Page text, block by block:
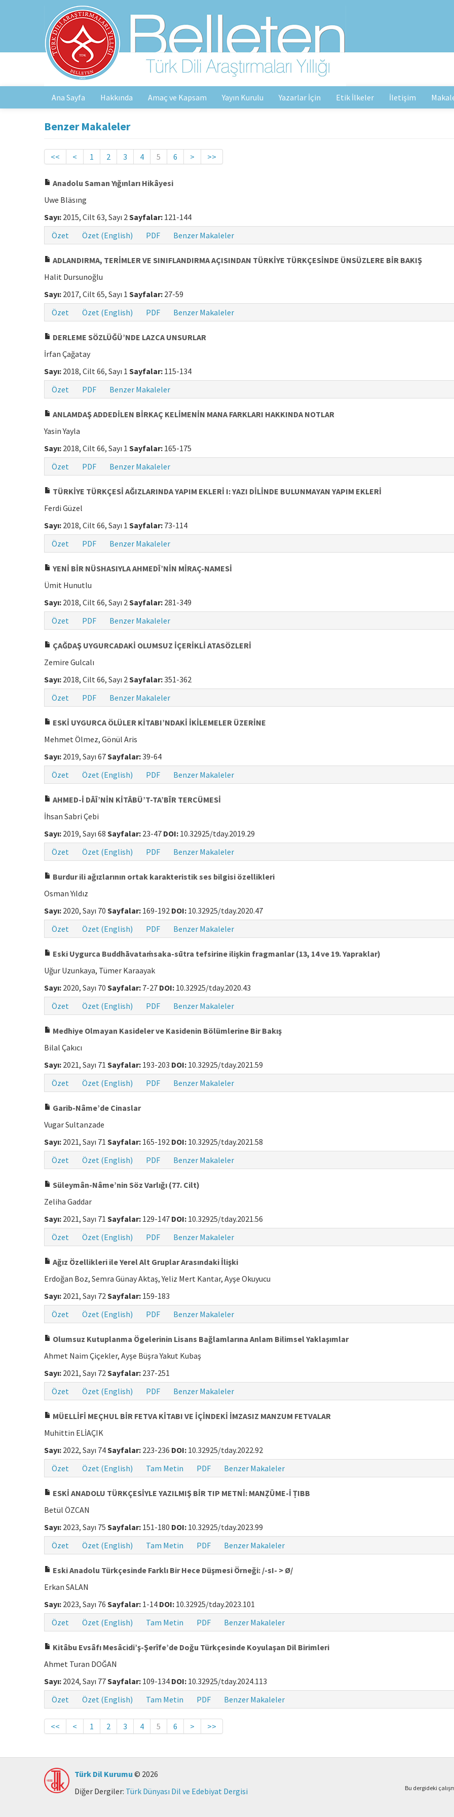
Ana Sayfa Hakkında Amaç ve Kapsam Yayın Kurulu Yazarlar İçin Etik İlkeler İletişim
Benzer Makaleler
<< < 1 2 3 4 5 6 > >>
Anadolu Saman Yığınları Hikâyesi
Uwe Bläsıng
Sayı: 2015, Cilt 63, Sayı 2Sayfalar: 121-144
Özet
Özet (English) PDF Benzer Makaleler
ADLANDIRMA, TERİMLER VE SINIFLANDIRMA AÇISINDAN TÜRKİYE TÜRKÇESİNDE ÜNSÜZLERE BİR BAKIŞ
Halit Dursunoğlu
Sayı: 2017, Cilt 65, Sayı 1 Sayfalar: 27-59
Özet
Özet (English) PDF Benzer Makaleler
DERLEME SÖZLÜĞÜ’NDE LAZCA UNSURLAR
İrfan Çağatay
Sayı: 2018, Cilt 66, Sayı 1 Sayfalar: 115-134
Özet
PDF Benzer Makaleler
ANLAMDAŞ ADDEDİLEN BİRKAÇ KELİMENİN MANA FARKLARI HAKKINDA NOTLAR
Yasin Yayla
Sayı: 2018, Cilt 66, Sayı 1 Sayfalar: 165-175
Özet
PDF Benzer Makaleler
TÜRKİYE TÜRKÇESİ AĞIZLARINDA YAPIM EKLERİ I: YAZI DİLİNDE BULUNMAYAN YAPIM EKLERİ
Ferdi Güzel
Sayı: 2018, Cilt 66, Sayı 1 Sayfalar: 73-114
Özet
PDF Benzer Makaleler
YENİ BİR NÜSHASIYLA AHMEDÎ’NİN MİRAÇ-NAMESİ
Ümit Hunutlu
Sayı: 2018, Cilt 66, Sayı 2Sayfalar: 281-349
Özet
PDF Benzer Makaleler
ÇAĞDAŞ UYGURCADAKİ OLUMSUZ İÇERİKLİ ATASÖZLERİ
Zemire Gulcalı
Sayı: 2018, Cilt 66, Sayı 2Sayfalar:351-362
Özet
PDF Benzer Makaleler
ESKİ UYGURCA ÖLÜLER KİTABI’NDAKİ İKİLEMELER ÜZERİNE
Mehmet Ölmez, Gönül Aris
Sayı: 2019, Sayı 67Sayfalar:39-64
Özet
Özet (English) PDF Benzer Makaleler
AHMED-İ DÂÎ’NİN KİTÂBÜ’T-TA’BÎR TERCÜMESİ
İhsan Sabri Çebi
Sayı: 2019, Sayı 68 Sayfalar: 23-47 DOI: 10.32925/tday.2019.29
Özet
Özet (English) PDF Benzer Makaleler
Burdur ili ağızlarının ortak karakteristik ses bilgisi özellikleri
Osman Yıldız
Sayı: 2020, Sayı 70 Sayfalar: 169-192 DOI: 10.32925/tday.2020.47
Özet
Özet (English) PDF Benzer Makaleler
Eski Uygurca Buddhāvataṁsaka-sūtra tefsirine ilişkin fragmanlar (13, 14 ve 19. Yapraklar)
Uğur Uzunkaya, Tümer Karaayak
Sayı: 2020, Sayı 70 Sayfalar: 7-27 DOI: 10.32925/tday.2020.43
Özet
Özet (English) PDF Benzer Makaleler
Medhiye Olmayan Kasideler ve Kasidenin Bölümlerine Bir Bakış
Bilal Çakıcı
Sayı: 2021, Sayı 71 Sayfalar: 193-203 DOI: 10.32925/tday.2021.59
Özet
Özet (English) PDF Benzer Makaleler
Garib-Nâme’de Cinaslar
Vugar Sultanzade
Sayı: 2021, Sayı 71 Sayfalar: 165-192 DOI: 10.32925/tday.2021.58
Özet
Özet (English) PDF Benzer Makaleler
Süleymân-Nâme’nin Söz Varlığı (77. Cilt)
Zeliha Gaddar
Sayı: 2021, Sayı 71 Sayfalar: 129-147 DOI: 10.32925/tday.2021.56
Özet
Özet (English) PDF Benzer Makaleler
Ağız Özellikleri ile Yerel Alt Gruplar Arasındaki İlişki
Erdoğan Boz, Semra Günay Aktaş, Yeliz Mert Kantar, Ayşe Okuyucu
Sayı: 2021, Sayı 72Sayfalar: 159-183
Özet
Özet (English) PDF Benzer Makaleler
Olumsuz Kutuplanma Ögelerinin Lisans Bağlamlarına Anlam Bilimsel Yaklaşımlar
Ahmet Naim Çiçekler, Ayşe Büşra Yakut Kubaş
Sayı: 2021, Sayı 72Sayfalar: 237-251
Özet
Özet (English) PDF Benzer Makaleler
MÜELLİFİ MEÇHUL BİR FETVA KİTABI VE İÇİNDEKİ İMZASIZ MANZUM FETVALAR
Muhittin ELİAÇIK
Sayı: 2022, Sayı 74Sayfalar: 223-236 DOI: 10.32925/tday.2022.92
Özet
Özet (English) Tam Metin PDF Benzer Makaleler
ESKİ ANADOLU TÜRKÇESİYLE YAZILMIŞ BİR TIP METNİ: MANẒŪME-İ ṬIBB
Betül ÖZCAN
Sayı: 2023, Sayı 75 Sayfalar: 151-180 DOI: 10.32925/tday.2023.99
Özet
Özet (English) Tam Metin PDF Benzer Makaleler
Eski Anadolu Türkçesinde Farklı Bir Hece Düşmesi Örneği: /-sI- > Ø/
Erkan SALAN
Sayı: 2023, Sayı 76 Sayfalar: 1-14 DOI: 10.32925/tday.2023.101
Özet
Özet (English) Tam Metin PDF Benzer Makaleler
Kitâbu Evsâfı Mesâcidi’ş-Şerîfe’de Doğu Türkçesinde Koyulaşan Dil Birimleri
Ahmet Turan DOĞAN
Sayı: 2024, Sayı 77Sayfalar: 109-134 DOI: 10.32925/tday.2024.113
Özet
Özet (English) Tam Metin PDF Benzer Makaleler
<< < 1 2 3 4 5 6 > >>
Türk Dil Kurumu © 2026
Diğer Dergiler: Türk Dünyası Dil ve Edebiyat Dergisi Bu dergideki